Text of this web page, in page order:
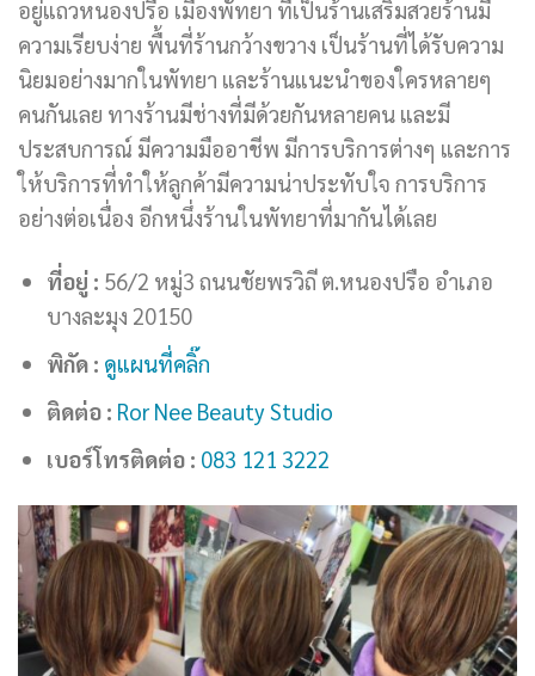
อยู่แถวหนองปรือ เมืองพัทยา ที่เป็นร้านเสริมสวยร้านมี
ความเรียบง่าย พื้นที่ร้านกว้างขวาง เป็นร้านที่ได้รับความ
นิยมอย่างมากในพัทยา และร้านแนะนำของใครหลายๆ
คนกันเลย ทางร้านมีช่างที่มีด้วยกันหลายคน และมี
ประสบการณ์ มีความมืออาชีพ มีการบริการต่างๆ และการ
ให้บริการที่ทำให้ลูกค้ามีความน่าประทับใจ การบริการ
อย่างต่อเนื่อง อีกหนึ่งร้านในพัทยาที่มากันได้เลย
ที่อยู่ : 56/2 หมู่3 ถนนชัยพรวิถี ต.หนองปรือ อำเภอ
บางละมุง 20150
พิกัด : ดูแผนที่คลิ๊ก
ติดต่อ : Ror Nee Beauty Studio
เบอร์โทรติดต่อ : 083 121 3222